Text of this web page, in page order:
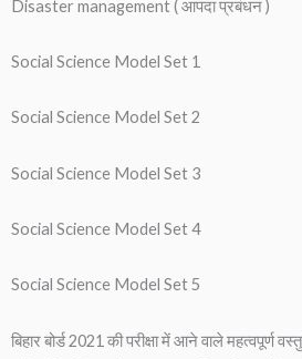
Disaster management ( आपदा प्रबंधन )
Social Science Model Set 1
Social Science Model Set 2
Social Science Model Set 3
Social Science Model Set 4
Social Science Model Set 5
बिहार बोर्ड 2021 की परीक्षा में आने वाले महत्वपूर्ण